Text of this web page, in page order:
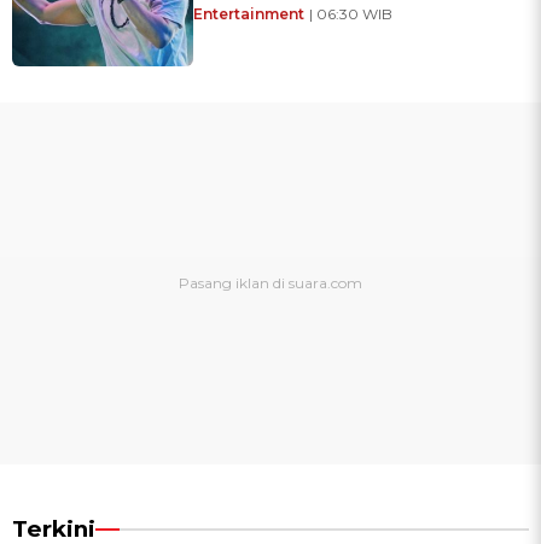
Entertainment | 06:30 WIB
Terkini